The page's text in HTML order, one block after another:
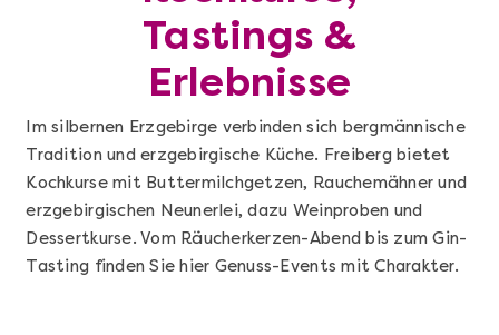
Tastings &
Erlebnisse
Im silbernen Erzgebirge verbinden sich bergmännische
Tradition und erzgebirgische Küche. Freiberg bietet
Kochkurse mit Buttermilchgetzen, Rauchemähner und
erzgebirgischen Neunerlei, dazu Weinproben und
Dessertkurse. Vom Räucherkerzen-Abend bis zum Gin-
Tasting finden Sie hier Genuss-Events mit Charakter.